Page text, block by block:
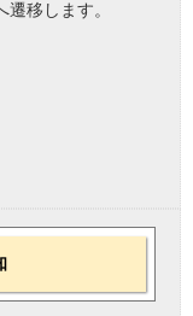
移します。